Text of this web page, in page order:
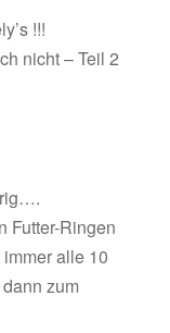
!!!
nicht – Teil 2
Futter-Ringen
alle 10
zum